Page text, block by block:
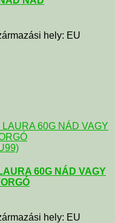
hely: EU
60G NÁD VAGY
hely: EU